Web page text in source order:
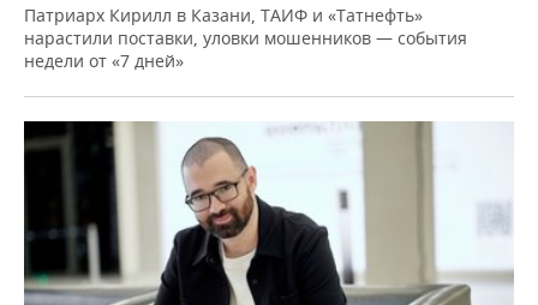
Патриарх Кирилл в Казани, ТАИФ и «Татнефть»
нарастили поставки, уловки мошенников — события
недели от «7 дней»